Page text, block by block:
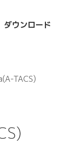
ダウンロード
TACS)